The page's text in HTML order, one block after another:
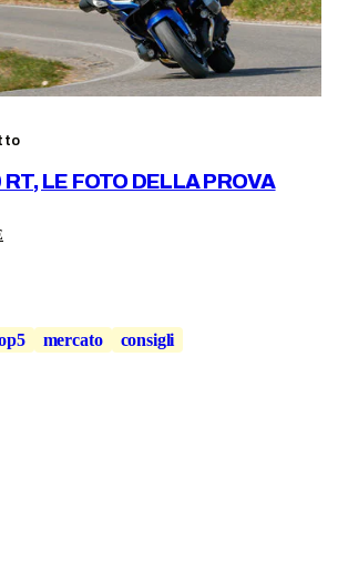
LE FOTO DELLA PROVA
mercato consigli